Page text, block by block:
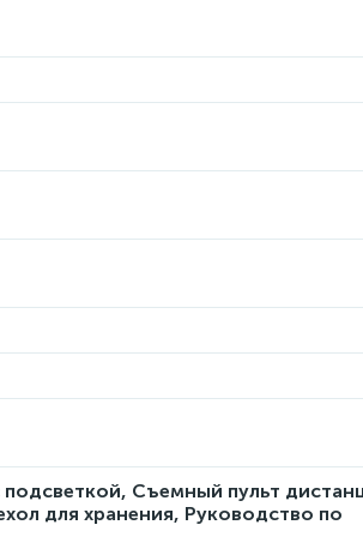
Съемный пульт
для хранения, Руководство по